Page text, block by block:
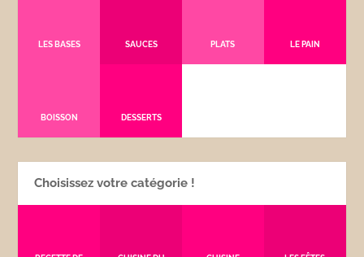
LES BASES SAUCES PLATS LE PAIN
BOISSON DESSERTS
Choisissez votre catégorie !